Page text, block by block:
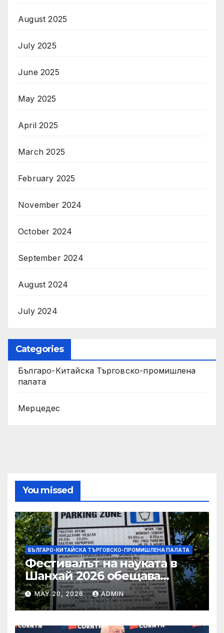
August 2025
July 2025
June 2025
May 2025
April 2025
March 2025
February 2025
November 2024
October 2024
September 2024
August 2024
July 2024
Categories
Българо-Китайска Търговско-промишлена
палaта
Мерцедес
You missed
БЪЛГАРО-КИТАЙСКА ТЪРГОВСКО-ПРОМИШЛЕНА ПАЛAТА
Фестивалът на науката в
Шанхай 2026 обещава
вълнуващи научно-
технологични иновации
MAY 20, 2026 ADMIN